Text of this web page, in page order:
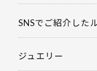
SNSでご紹介した
ジュエリー